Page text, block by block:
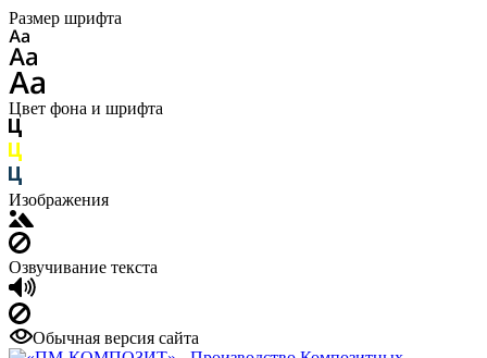
Размер шрифта
Цвет фона и шрифта
Изображения
Озвучивание текста
Обычная версия сайта